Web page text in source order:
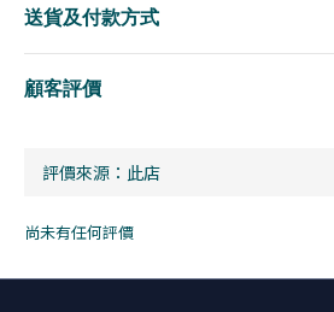
送貨及付款方式
顧客評價
尚未有任何評價